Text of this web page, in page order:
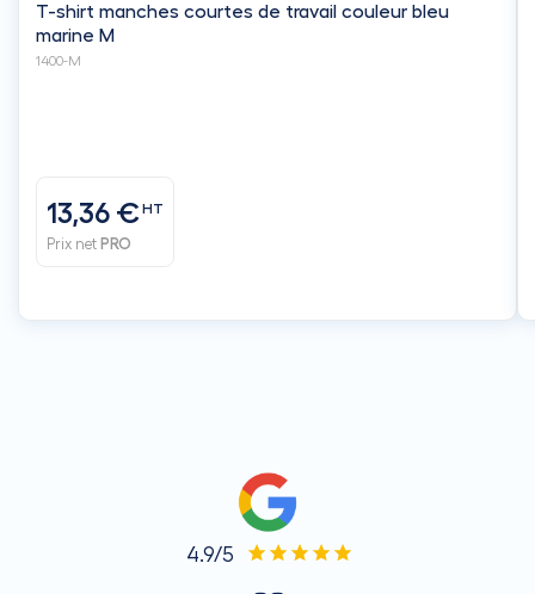
T-shirt manches courtes de travail couleur bleu
marine M
1400-M
13,36 €HT
Prix net PRO
4.9/5